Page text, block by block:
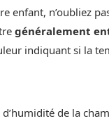
enfant, n’oubliez
généralement
indiquant si la
de la